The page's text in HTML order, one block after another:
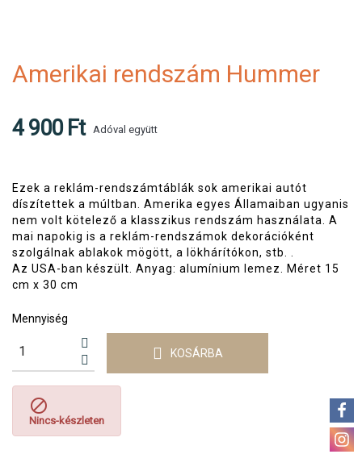
Amerikai rendszám Hummer
4 900 Ft Adóval együtt
Ezek a reklám-rendszámtáblák sok amerikai autót
díszítettek a múltban. Amerika egyes Államaiban ugyanis
nem volt kötelező a klasszikus rendszám használata. A
mai napokig is a reklám-rendszámok dekorációként
szolgálnak ablakok mögött, a lökhárítókon, stb. .
Az USA-ban készült. Anyag: alumínium lemez. Méret 15
cm x 30 cm
Mennyiség
KOSÁRBA

Nincs-készleten